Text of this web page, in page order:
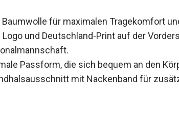
Baumwolle für maximalen Tragekomfort
Logo und Deutschland-Print auf der
Passform, die sich bequem an den
mit Nackenband für